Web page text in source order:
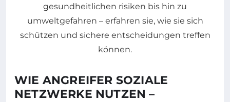
WIE ANGREIFER SOZIALE
NETZWERKE NUTZEN –